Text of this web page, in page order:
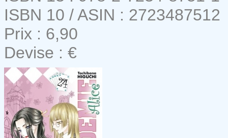
ISBN 10 / ASIN : 2723487512
Prix : 6,90
Devise : €